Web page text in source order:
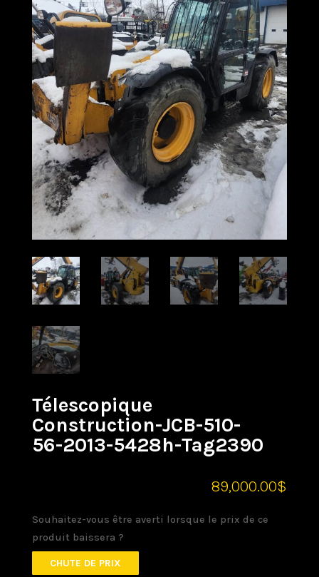
Télescopique
Construction-JCB-510-
56-2013-5428h-Tag2390
89,000.00$
Souhaitez-vous être averti lorsque le prix de ce
produit baissera ?
CHUTE DE PRIX